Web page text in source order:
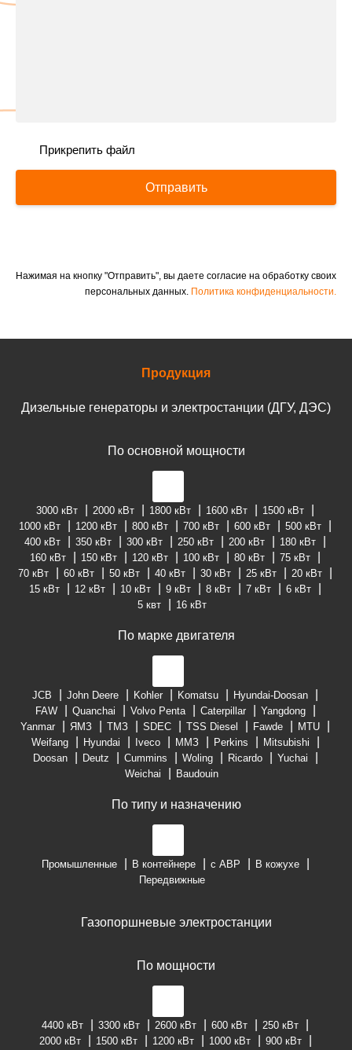
Прикрепить файл
Отправить
Нажимая на кнопку "Отправить", вы даете согласие на обработку своих
персональных данных. Политика конфиденциальности.
Продукция
Дизельные генераторы и электростанции (ДГУ, ДЭС)
По основной мощности
3000 кВт 2000 кВт 1800 кВт 1600 кВт
1500 кВт
1000 кВт
1200 кВт 800 кВт 700 кВт 600 кВт
500 кВт
400 кВт
350 кВт 300 кВт 250 кВт 200 кВт
180 кВт
160 кВт
150 кВт 120 кВт 100 кВт 80 кВт
75 кВт
70 кВт
60 кВт 50 кВт 40 кВт 30 кВт 25 кВт
20 кВт
15 кВт
12 кВт 10 кВт 9 кВт 8 кВт 7 кВт
6 кВт
5 квт
16 кВт
По марке двигателя
JCB John Deere Kohler Komatsu
Hyundai-Doosan
FAW
Quanchai Volvo Penta Caterpillar
Yangdong
Yanmar
ЯМЗ ТМЗ SDEC TSS Diesel Fawde
MTU
Weifang
Hyundai Iveco ММЗ Perkins
Mitsubishi
Doosan
Deutz Cummins Woling Ricardo
Yuchai
Weichai
Baudouin
По типу и назначению
Промышленные В контейнере с АВР
В кожухе
Передвижные
Газопоршневые электростанции
По мощности
4400 кВт 3300 кВт 2600 кВт 600 кВт
250 кВт
2000 кВт
1500 кВт 1200 кВт 1000 кВт
900 кВт